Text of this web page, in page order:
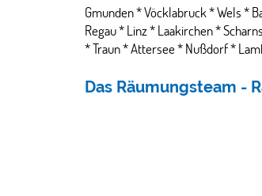
Gmunden * Vöcklabruck * Wels *
Regau * Linz * Laakirchen *
* Traun * Attersee * Nußdorf *
Das Räumungsteam -